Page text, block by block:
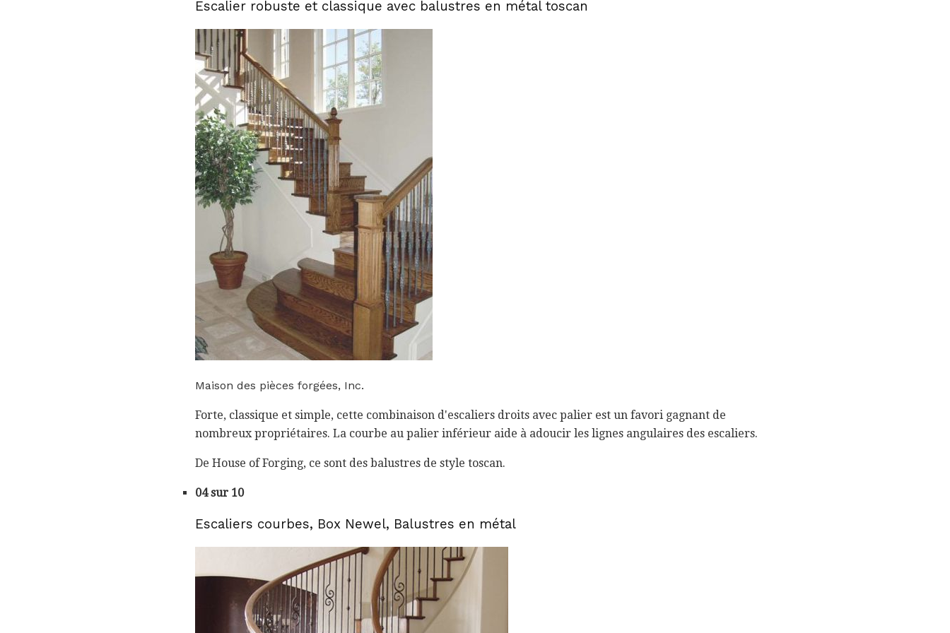
Escalier robuste et classique avec balustres en métal toscan
Maison des pièces forgées, Inc.
Forte, classique et simple, cette combinaison d'escaliers droits avec palier est un favori gagnant de
nombreux propriétaires. La courbe au palier inférieur aide à adoucir les lignes angulaires des escaliers.
De House of Forging, ce sont des balustres de style toscan.
04 sur 10
Escaliers courbes, Box Newel, Balustres en métal